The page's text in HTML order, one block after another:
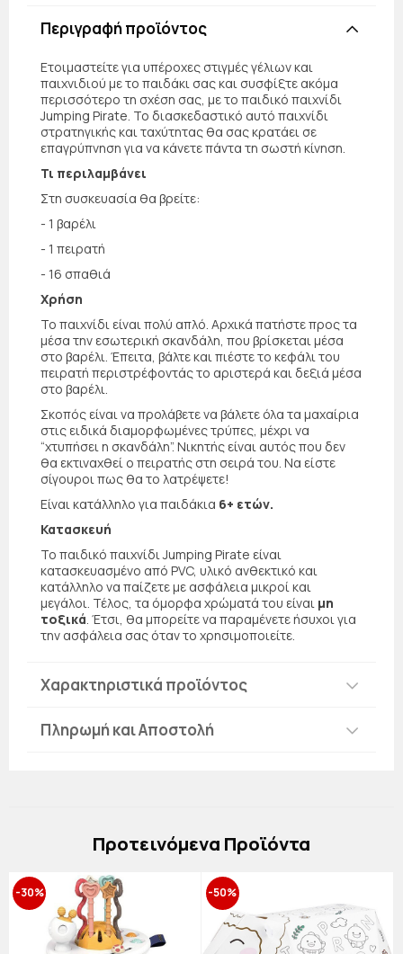
Περιγραφή προϊόντος
Ετοιμαστείτε για υπέροχες στιγμές γέλιων και
παιχνιδιού με το παιδάκι σας και συσφίξτε ακόμα
περισσότερο τη σχέση σας, με το παιδικό παιχνίδι
Jumping Pirate. Το διασκεδαστικό αυτό παιχνίδι
στρατηγικής και ταχύτητας θα σας κρατάει σε
επαγρύπνηση για να κάνετε πάντα τη σωστή κίνηση.
Τι περιλαμβάνει
Στη συσκευασία θα βρείτε:
- 1 βαρέλι
- 1 πειρατή
- 16 σπαθιά
Χρήση
Το παιχνίδι είναι πολύ απλό. Αρχικά πατήστε προς τα
μέσα την εσωτερική σκανδάλη, που βρίσκεται μέσα
στο βαρέλι. Έπειτα, βάλτε και πιέστε το κεφάλι του
πειρατή περιστρέφοντάς το αριστερά και δεξιά μέσα
στο βαρέλι.
Σκοπός είναι να προλάβετε να βάλετε όλα τα μαχαίρια
στις ειδικά διαμορφωμένες τρύπες, μέχρι να
“χτυπήσει η σκανδάλη”. Νικητής είναι αυτός που δεν
θα εκτιναχθεί ο πειρατής στη σειρά του. Να είστε
σίγουροι πως θα το λατρέψετε!
Είναι κατάλληλο για παιδάκια 6+ ετών.
Κατασκευή
Το παιδικό παιχνίδι Jumping Pirate είναι
κατασκευασμένο από PVC, υλικό ανθεκτικό και
κατάλληλο να παίζετε με ασφάλεια μικροί και
μεγάλοι. Τέλος, τα όμορφα χρώματά του είναι μη
τοξικά . Έτσι, θα μπορείτε να παραμένετε ήσυχοι για
την ασφάλεια σας όταν το χρησιμοποιείτε.
Χαρακτηριστικά προϊόντος
Πληρωμή και Αποστολή
Πρoτεινόμενα Προϊόντα
-30% -50%